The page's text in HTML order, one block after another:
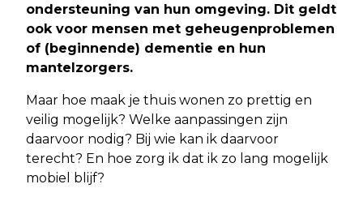
ondersteuning van hun omgeving. Dit geldt
ook voor mensen met geheugenproblemen
of (beginnende) dementie en hun
mantelzorgers.
Maar hoe maak je thuis wonen zo prettig en
veilig mogelijk? Welke aanpassingen zijn
daarvoor nodig? Bij wie kan ik daarvoor
terecht? En hoe zorg ik dat ik zo lang mogelijk
mobiel blijf?